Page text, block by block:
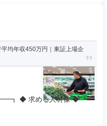
均年収450万円｜東証上場企
◆ 求める人材像 ◆ ┗━